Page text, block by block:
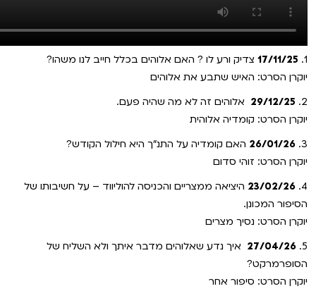
1.
17/11/25 צדיק ורע לו ? האם אלוהים בכלל חייב לנו משהו?
יוקרן הסרט: האיש שתבע את אלוהים
2.
29/12/25 אלוהים זה לא מה שהיה פעם.
יוקרן הסרט: קומדיה אלוהית
3.
26/01/26 האם קומדיה על התנ"ך היא חילול הקודש?
יוקרן הסרט: זוהי סדום
4.
23/02/26 היציאה ממצריים והכניסה להוליווד – על חשיבותו של
הסיפור המכונן.
יוקרן הסרט: נסיך מצרים
5.
27/04/26 איך נדע שאלוהים מדבר איתך ולא השליח של
הסופרמרקט?
יוקרן הסרט: סיפור אחר